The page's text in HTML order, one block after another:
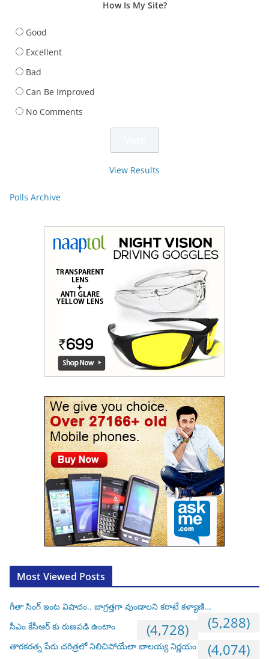
How Is My Site?
Good
Excellent
Bad
Can Be Improved
No Comments
View Results
Polls Archive
Most Viewed Posts
గీతా సింగ్ ఇంట విషాదం.. జాగ్రత్తగా వుండాలని కరాటే కళ్యాణి…
(5,288)
సీఎం కేసీఆర్ కు రుణపడి ఉంటాం (4,728)
తారకరత్న పేరు చరిత్రలో నిలిచిపోయేలా బాలయ్య నిర్ణయం (4,074)